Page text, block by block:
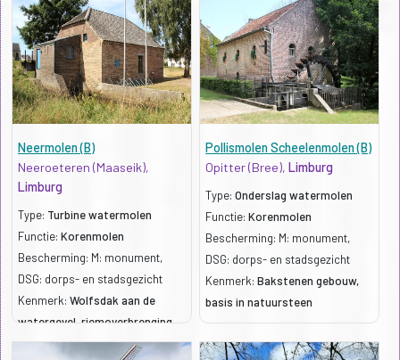
Neermolen (B)
Neeroeteren (Maaseik),
Limburg
Type: Turbine watermolen
Functie: Korenmolen
Bescherming: M: monument,
DSG: dorps- en stadsgezicht
Kenmerk: Wolfsdak aan de
watergevel, riemoverbrenging
Pollismolen Scheelenmolen (B)
Opitter (Bree),Limburg
Type:Onderslag watermolen
Functie:Korenmolen
Bescherming: M: monument,
DSG: dorps- en stadsgezicht
Kenmerk:Bakstenen gebouw,
basis in natuursteen